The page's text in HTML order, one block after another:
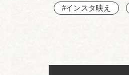
#インスタ映え